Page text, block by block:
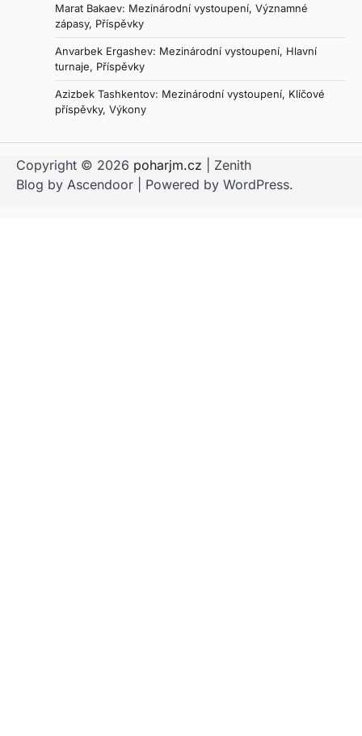
Marat Bakaev: Mezinárodní vystoupení, Významné
zápasy, Příspěvky
Anvarbek Ergashev: Mezinárodní vystoupení, Hlavní
turnaje, Příspěvky
Azizbek Tashkentov: Mezinárodní vystoupení, Klíčové
příspěvky, Výkony
Copyright © 2026 poharjm.cz | Zenith
Blog by Ascendoor | Powered by WordPress.